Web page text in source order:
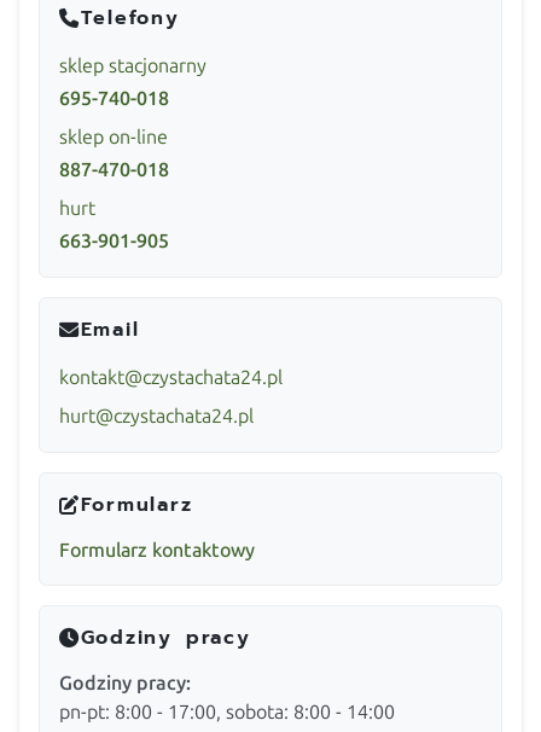
Telefony
sklep stacjonarny
695-740-018
sklep on-line
887-470-018
hurt
663-901-905
Email
kontakt@czystachata24.pl
hurt@czystachata24.pl
Formularz
Formularz kontaktowy
Godziny pracy
Godziny pracy:
pn-pt: 8:00 - 17:00, sobota: 8:00 - 14:00